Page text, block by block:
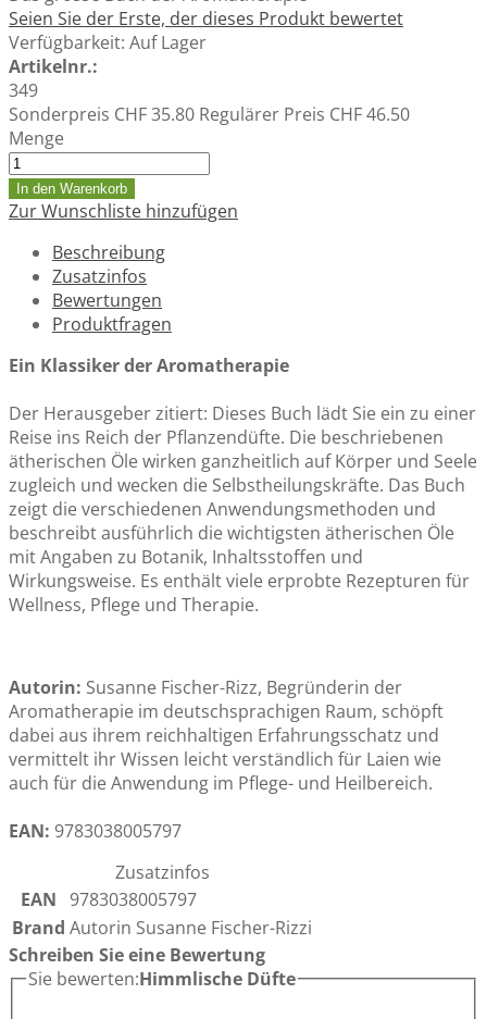
Seien Sie der Erste, der dieses Produkt bewertet
Verfügbarkeit: Auf Lager
Artikelnr.:
349
Sonderpreis CHF 35.80 Regulärer Preis CHF 46.50
Menge
In den Warenkorb
Zur Wunschliste hinzufügen
Beschreibung
Zusatzinfos
Bewertungen
Produktfragen
Ein Klassiker der Aromatherapie
Der Herausgeber zitiert: Dieses Buch lädt Sie ein zu einer
Reise ins Reich der Pflanzendüfte. Die beschriebenen
ätherischen Öle wirken ganzheitlich auf Körper und Seele
zugleich und wecken die Selbstheilungskräfte. Das Buch
zeigt die verschiedenen Anwendungsmethoden und
beschreibt ausführlich die wichtigsten ätherischen Öle
mit Angaben zu Botanik, Inhaltsstoffen und
Wirkungsweise. Es enthält viele erprobte Rezepturen für
Wellness, Pflege und Therapie.
Autorin: Susanne Fischer-Rizz, Begründerin der
Aromatherapie im deutschsprachigen Raum, schöpft
dabei aus ihrem reichhaltigen Erfahrungsschatz und
vermittelt ihr Wissen leicht verständlich für Laien wie
auch für die Anwendung im Pflege- und Heilbereich.
EAN: 9783038005797
Zusatzinfos
EAN 9783038005797
Brand Autorin Susanne Fischer-Rizzi
Schreiben Sie eine Bewertung
Sie bewerten:Himmlische Düfte